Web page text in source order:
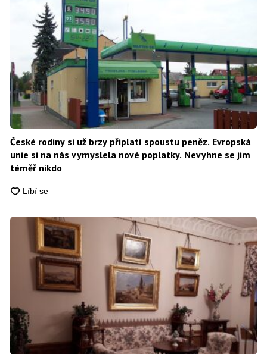
České rodiny si už brzy připlatí spoustu peněz. Evropská
unie si na nás vymyslela nové poplatky. Nevyhne se jim
téměř nikdo